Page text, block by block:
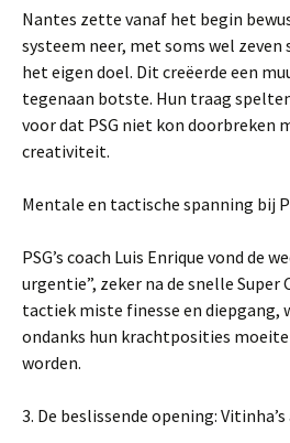
Nantes zette vanaf het begin
systeem neer, met soms wel zeven
het eigen doel. Dit creëerde een
tegenaan botste. Hun traag
voor dat PSG niet kon doorbreken
creativiteit.
Mentale en tactische spanning bij
PSG’s coach Luis Enrique vond de
urgentie”, zeker na de snelle Super
tactiek miste finesse en diepgang,
ondanks hun krachtposities
worden.
3. De beslissende opening: